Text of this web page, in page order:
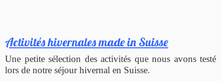
Activités hivernales made in Suisse
Une petite sélection des activités que nous avons testé
lors de notre séjour hivernal en Suisse.